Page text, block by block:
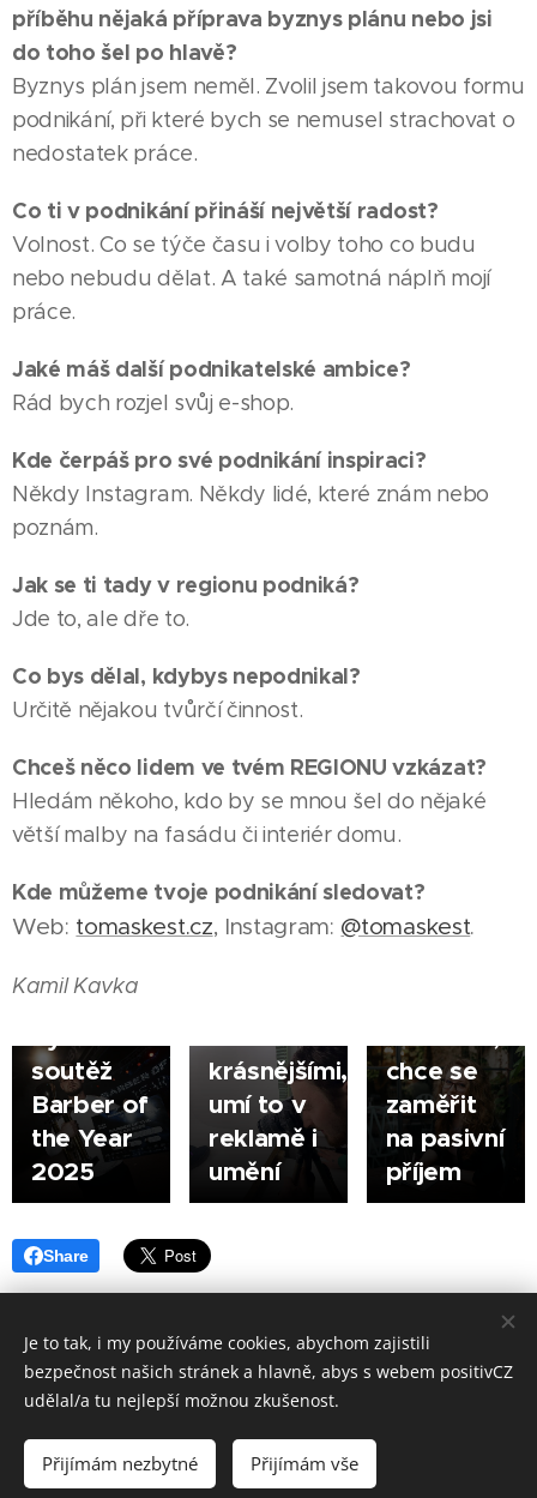
příběhu nějaká příprava byznys plánu nebo jsi
do toho šel po hlavě?
Byznys plán jsem neměl. Zvolil jsem takovou formu
podnikání, při které bych se nemusel strachovat o
nedostatek práce.
Co ti v podnikání přináší největší radost?
Volnost. Co se týče času i volby toho co budu
nebo nebudu dělat. A také samotná náplň mojí
práce.
Jaké máš další podnikatelské ambice?
Rád bych rozjel svůj e-shop.
Kde čerpáš pro své podnikání inspiraci?
Někdy Instagram. Někdy lidé, které znám nebo
poznám.
Jak se ti tady v regionu podniká?
Jde to, ale dře to.
Co bys dělal, kdybys nepodnikal?
Určitě nějakou tvůrčí činnost.
Chceš něco lidem ve tvém REGIONU vzkázat?
Hledám někoho, kdo by se mnou šel do nějaké
větší malby na fasádu či interiér domu.
Kde můžeme tvoje podnikání sledovat?
Web: tomaskest.cz, Instagram: @tomaskest.
Kamil Kavka
KARLOVY
VARY |
Radim
Geberth
soutěž
Barber of
the Year
2025
KARLOVY
VARY |
krásnějšími,
umí to v
reklamě i
umění
16.12.2025
KARLOVY
VARY |
Bolváriovou
se
chce se
zaměřit
na pasivní
příjem
Share
Made in positivCZ © 2026. Všechna práva vyhrazena.
Provozuje: Kamil Kavka, Kalvodova 1405/3, 790 01 Jeseník, IČ: 699 98
833.
Cookies
Je to tak, i my používáme cookies, abychom zajistili
bezpečnost našich stránek a hlavně, abys s webem positivCZ
udělal/a tu nejlepší možnou zkušenost.
Přijímám nezbytné Přijímám vše